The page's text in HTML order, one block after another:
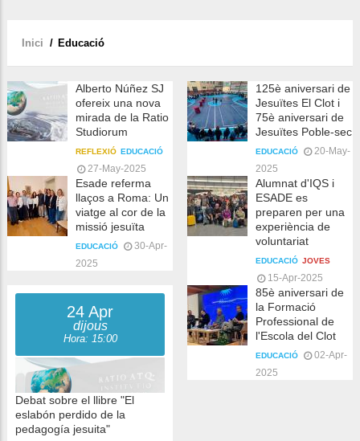
Fil
d'ariadna
Inici / Educació
Alberto Núñez SJ
ofereix una nova
mirada de la Ratio
Studiorum
REFLEXIÓ EDUCACIÓ
27-May-2025
125è aniversari de
Jesuïtes El Clot i
75è aniversari de
Jesuïtes Poble-sec
EDUCACIÓ
20-May-
2025
Esade referma
llaços a Roma: Un
viatge al cor de la
missió jesuïta
EDUCACIÓ
30-Apr-
2025
Alumnat d'IQS i
ESADE es
preparen per una
experiència de
voluntariat
EDUCACIÓ JOVES
15-Apr-2025
24 Apr
dijous
Hora: 15:00
Debat sobre el llibre "El
eslabón perdido de la
pedagogía jesuita"
85è aniversari de
la Formació
Professional de
l'Escola del Clot
EDUCACIÓ
02-Apr-
2025